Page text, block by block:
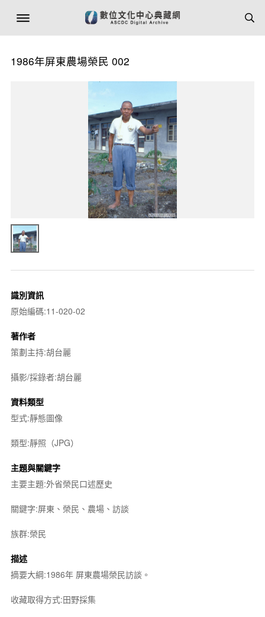
1986年屏東農場榮民 002
識別資訊
原始編碼:11-020-02
著作者
策劃主持:胡台麗
攝影/採錄者:胡台麗
資料類型
型式:靜態圖像
類型:靜照（JPG）
主題與關鍵字
主要主題:外省榮民口述歷史
關鍵字:屏東、榮民、農場、訪談
族群:榮民
描述
摘要大綱:1986年 屏東農場榮民訪談。
收藏取得方式:田野採集